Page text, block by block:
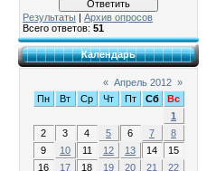
Результаты
Архив опросов
Всего ответов: 51
Календарь
« Апрель 2012 »
Пн
Вт Ср Чт Пт Сб
Вс
1
2
3 4 5 6 7
8
9
10 11 12 13 14
15
16
17 18 19 20 21
22